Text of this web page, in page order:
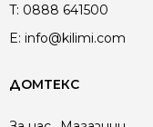
T: 0888 641500
E: info@kilimi.com
ДОМТЕКС